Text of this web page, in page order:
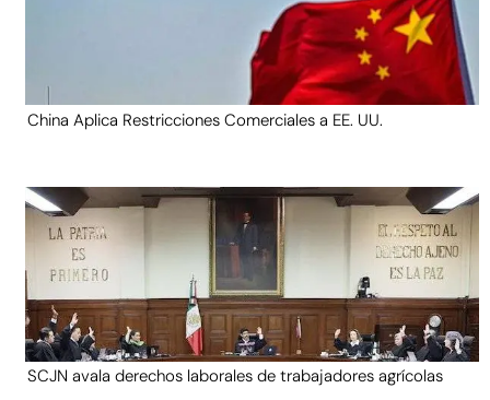
China Aplica Restricciones Comerciales a EE. UU.
SCJN avala derechos laborales de trabajadores agrícolas